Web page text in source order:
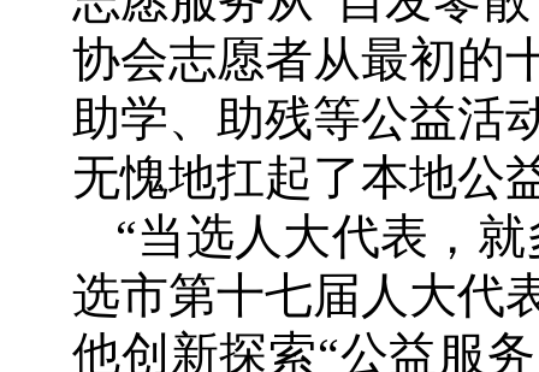
协会志愿者从最初的
助学、助残等公益活
无愧地扛起了本地公
“当选人大代表，
选市第十七届人大代
他创新探索“公益服